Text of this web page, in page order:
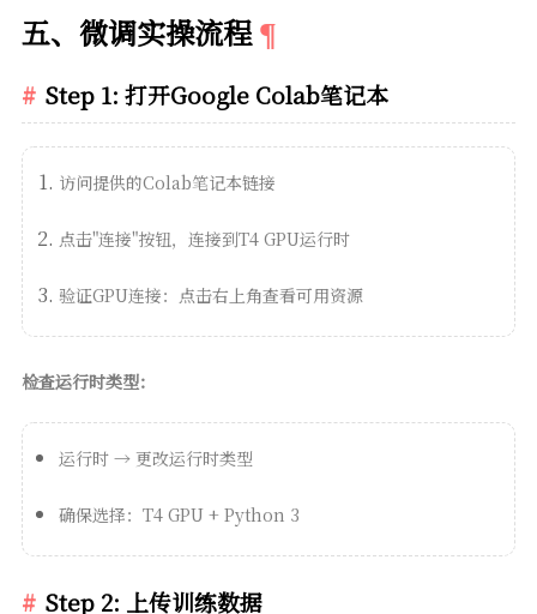
五、微调实操流程
Step 1: 打开Google Colab笔记本
访问提供的Colab笔记本链接
点击"连接"按钮，连接到T4 GPU运行时
验证GPU连接：点击右上角查看可用资源
检查运行时类型：
运行时 → 更改运行时类型
确保选择：T4 GPU + Python 3
Step 2: 上传训练数据